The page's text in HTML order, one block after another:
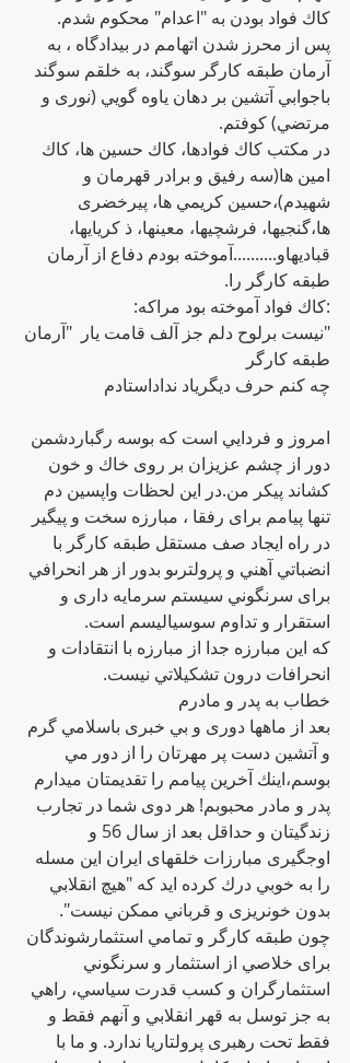
كاك فواد بودن به "اعدام" محكوم شدم.
پس از محرز شدن اتهامم در بيدادگاه ، به
آرمان طبقه كارگر سوگند، به خلقم سوگند
باجوابي آتشين بر دهان ياوه گويي (نورى و
مرتضي) كوفتم.
در مكتب كاك فوادها، كاك حسين ها، كاك
امين ها(سه رفيق و برادر قهرمان و
شهيدم)،حسين كريمي ها، پيرخضرى
ها،گنجيها، فرشچيها، معينها، ذ كريايها،
قباديهاو..........آموخته بودم دفاع از آرمان
طبقه كارگر را.
:كاك فواد آموخته بود مراكه:
"نيست برلوح دلم جز آلف قامت يار  "آرمان
طبقە کارگر
چه كنم حرف ديگرياد نداداستادم
امروز و فردايي است كه بوسه رگباردشمن
دور از چشم عزيزان بر روى خاك و خون
كشاند پيكر من.در اين لحظات واپسين دم
تنها پيامم براى رفقا ، مبارزه سخت و پيگير
در راه ايجاد صف مستقل طبقه كارگر با
انضباتي آهني و پرولترىو بدور از هر انحرافي
براى سرنگوني سيستم سرمايه دارى و
استقرار و تداوم سوسياليسم است.
كه اين مبارزه جدا از مبارزه با انتقادات و
انحرافات درون تشكيلاتي نيست.
خطاب بە پدر و مادرم
بعد از ماهها دورى و بي خبرى باسلامي گرم
و آتشين دست پر مهرتان را از دور مي
بوسم،اينك آخرين پيامم را تقديمتان ميدارم
پدر و مادر محبوبم! هر دوى شما در تجارب
زندگيتان و حداقل بعد از سال 56 و
اوجگيرى مبارزات خلقهاى ايران اين مسله
را به خوبي درك كرده ايد كه "هيچ انقلابي
بدون خونريزى و قرباني ممكن نيست".
چون طبقه كارگر و تمامي استثمارشوندگان
براى خلاصي از استثمار و سرنگوني
استثمارگران و كسب قدرت سياسي، راهي
به جز توسل به قهر انقلابي و آنهم فقط و
فقط تحت رهبرى پرولتاريا ندارد. و ما با